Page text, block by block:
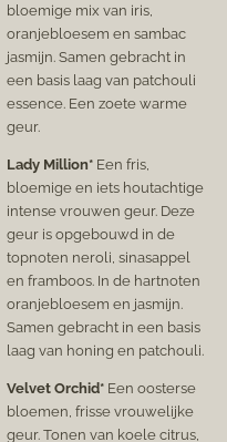
bloemige mix van iris,
oranjebloesem en sambac
jasmijn. Samen gebracht in
een basis laag van patchouli
essence. Een zoete warme
geur.
Lady Million* Een fris,
bloemige en iets houtachtige
intense vrouwen geur. Deze
geur is opgebouwd in de
topnoten neroli, sinasappel
en framboos. In de hartnoten
oranjebloesem en jasmijn.
Samen gebracht in een basis
laag van honing en patchouli.
Velvet Orchid* Een oosterse
bloemen, frisse vrouwelijke
geur. Tonen van koele citrus,